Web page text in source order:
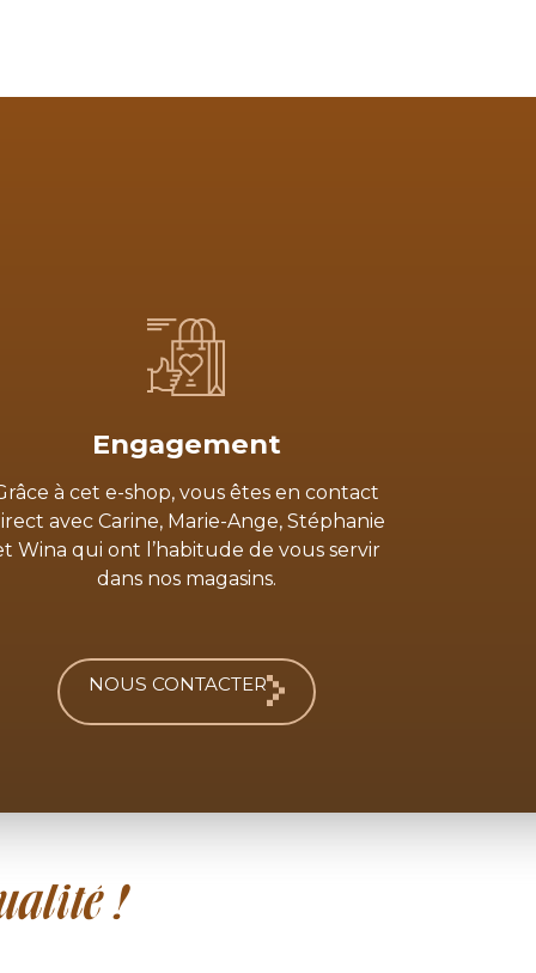
Engagement
à cet e-shop, vous êtes en contact
avec Carine, Marie-Ange, Stéphanie
Wina qui ont l’habitude de vous servir
dans nos magasins.
NOUS CONTACTER
!